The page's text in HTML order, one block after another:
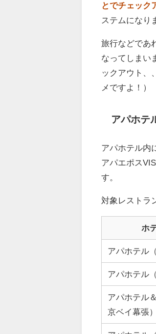
とでチェック
ステムになり
旅行などであ
なってしまい
ックアウト、
メですよ！）
アパホテ
アパホテル内
アパエポス
す。
対象レストラ
ホ
アパホテル
アパホテル
アパホテル
京ベイ幕張）